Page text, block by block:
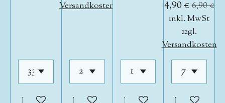
Versandkosten
4,90 €6,90 €
inkl. MwSt
zzgl.
Versandkosten